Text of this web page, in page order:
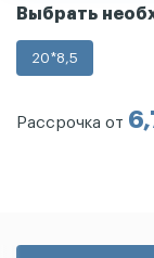
Выбрать
20*8,5
Рассрочка от